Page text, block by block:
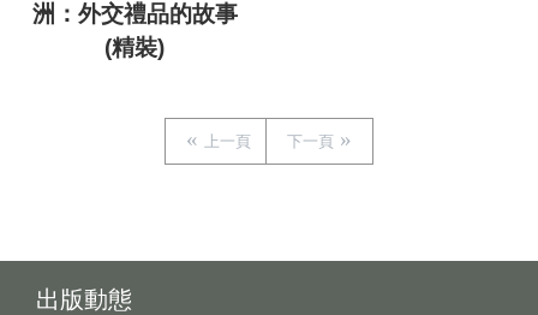
洲：外交禮品的故事
(精裝)
上一頁 下一頁
出版動態